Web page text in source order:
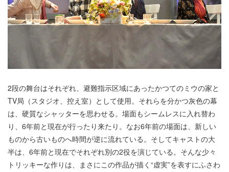
2段の舞台はそれぞれ、避難指示区域にあったかつてのミウの家と
TV局（スタジオ、控え室）として使用。それらを分かつ灰色の幕
は、硬質なシャッターを思わせる。場面もシームレスに入れ替わ
り、6年前と現在が行ったり来たり。なお6年前の場面は、新しい
ものから古いものへ時間が逆に流れている。そしてキャストの大
半は、6年前と現在でそれぞれ別の2役を演じている。そんな少々
トリッキーな作りは、まさにこの作品が描く“虚実”を表すにふさわ